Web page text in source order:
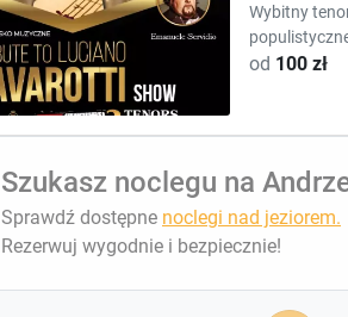
Wybitny
od 100 zł
Szukasz noclegu na
Sprawdź dostępne noclegi nad jeziorem.
Rezerwuj wygodnie i bezpiecznie!